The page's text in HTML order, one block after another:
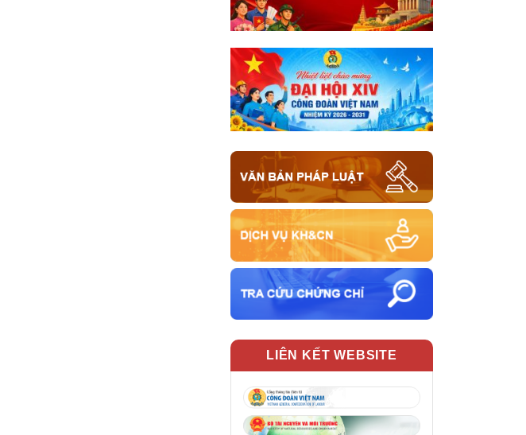
LIÊN KẾT WEBSITE